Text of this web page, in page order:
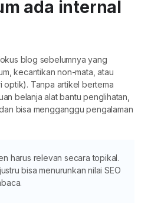
ada internal
blog sebelumnya yang
kecantikan non-mata, atau
optik). Tanpa artikel bertema
belanja alat bantu penglihatan,
bisa mengganggu pengalaman
harus relevan secara topikal.
bisa menurunkan nilai SEO